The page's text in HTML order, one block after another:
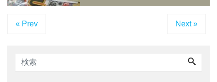
« Prev Next »